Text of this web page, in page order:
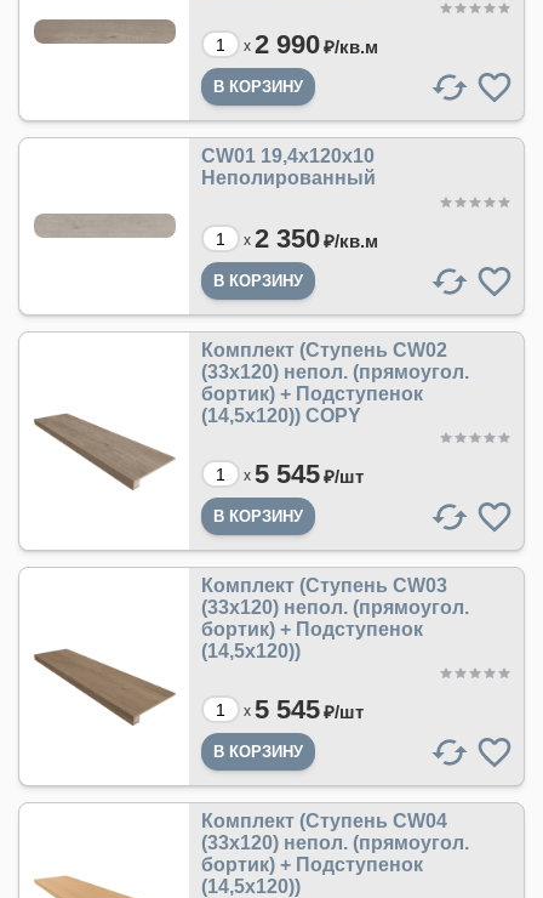
x 2 990₽/кв.м
CW01 19,4х120х10
Неполированный
x 2 350₽/кв.м
Комплект (Ступень CW02
(33x120) непол. (прямоугол.
бортик) + Подступенок
(14,5x120)) COPY
x 5 545₽/шт
Комплект (Ступень CW03
(33x120) непол. (прямоугол.
бортик) + Подступенок
(14,5x120))
x 5 545₽/шт
Комплект (Ступень CW04
(33x120) непол. (прямоугол.
бортик) + Подступенок
(14,5x120))